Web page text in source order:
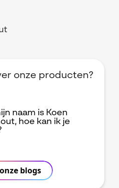
onze producten?
naam is Koen
hoe kan ik je
blogs